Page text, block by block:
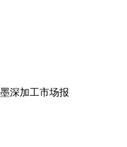
深加工市场报